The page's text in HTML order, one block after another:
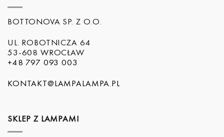
BOTTONOVA SP. Z O.O.
UL. ROBOTNICZA 64
53-608 WROCŁAW
+48 797 093 003
KONTAKT@LAMPALAMPA.PL
SKLEP Z LAMPAMI